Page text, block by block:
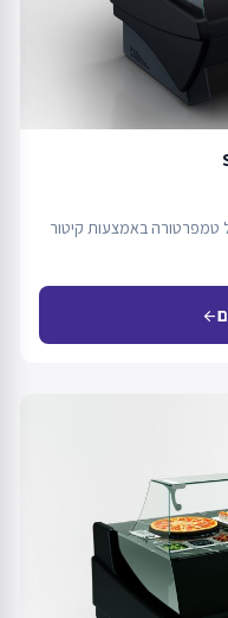
טמפרטורה באמצעות קיטור
arrow_back